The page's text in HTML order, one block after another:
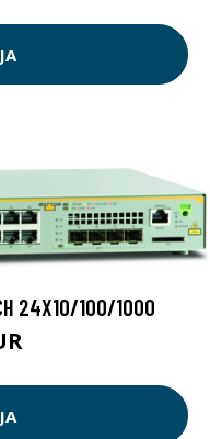
24X10/100/1000